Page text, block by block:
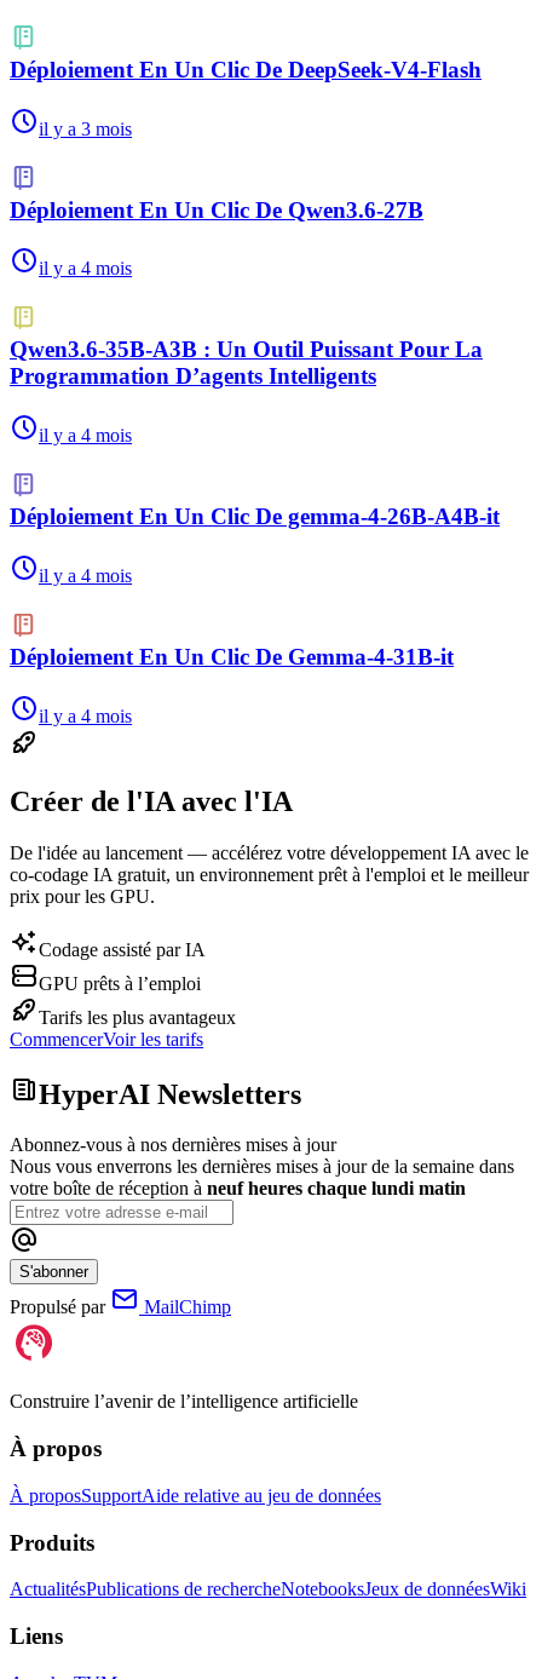
Déploiement En Un Clic De DeepSeek-V4-Flash
il y a 3 mois
Déploiement En Un Clic De Qwen3.6-27B
il y a 4 mois
Qwen3.6-35B-A3B : Un Outil Puissant Pour La
Programmation D’agents Intelligents
il y a 4 mois
Déploiement En Un Clic De gemma-4-26B-A4B-it
il y a 4 mois
Déploiement En Un Clic De Gemma-4-31B-it
il y a 4 mois
Créer de l'IA avec l'IA
De l'idée au lancement — accélérez votre développement IA avec le
co-codage IA gratuit, un environnement prêt à l'emploi et le meilleur
prix pour les GPU.
Codage assisté par IA
GPU prêts à l’emploi
Tarifs les plus avantageux
CommencerVoir les tarifs
HyperAI Newsletters
Abonnez-vous à nos dernières mises à jour
Nous vous enverrons les dernières mises à jour de la semaine dans
votre boîte de réception à neuf heures chaque lundi matin
S'abonner
Propulsé par MailChimp
Construire l’avenir de l’intelligence artificielle
À propos
À proposSupportAide relative au jeu de données
Produits
ActualitésPublications de rechercheNotebooksJeux de donnéesWiki
Liens